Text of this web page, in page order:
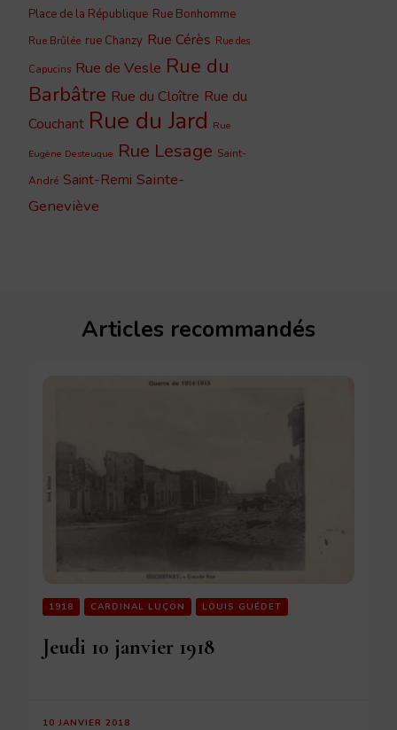
Place de la République Rue Bonhomme
Rue Brûlée rue Chanzy Rue Cérès Rue des
Capucins Rue de Vesle Rue du
Barbâtre Rue du Cloître Rue du
Couchant Rue du Jard Rue
Eugène Desteuque Rue Lesage Saint-
André Saint-Remi Sainte-
Geneviève
Articles recommandés
1918 CARDINAL LUÇON LOUIS GUÉDET
Jeudi 10 janvier 1918
10 JANVIER 2018